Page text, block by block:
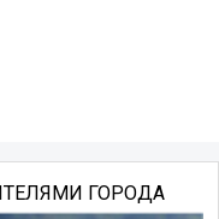
ГОРОДА